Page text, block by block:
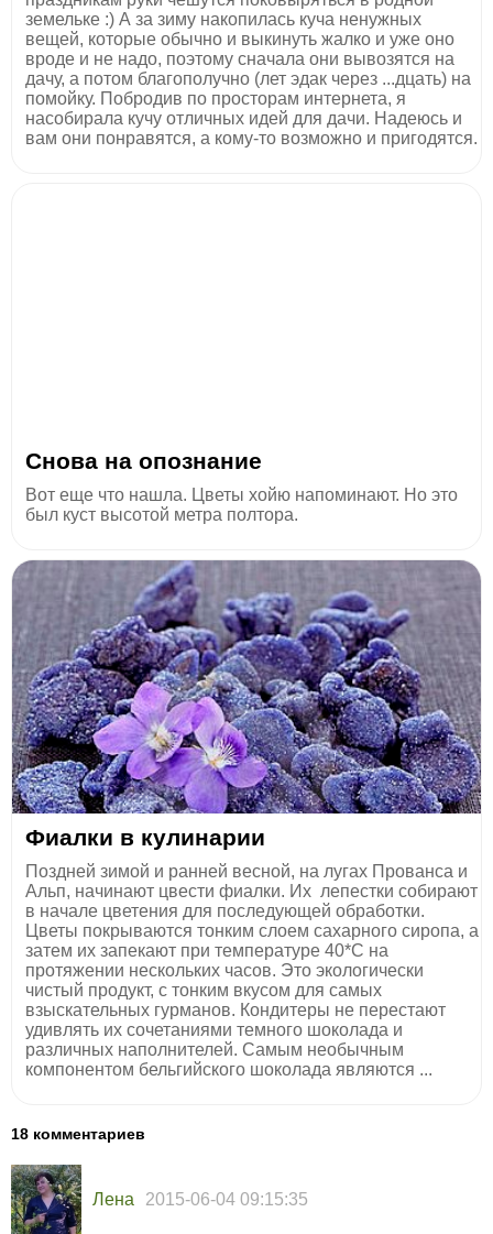
земельке :) А за зиму накопилась куча ненужных
вещей, которые обычно и выкинуть жалко и уже оно
вроде и не надо, поэтому сначала они вывозятся на
дачу, а потом благополучно (лет эдак через ...дцать) на
помойку. Побродив по просторам интернета, я
насобирала кучу отличных идей для дачи. Надеюсь и
вам они понравятся, а кому-то возможно и пригодятся.
Снова на опознание
Вот еще что нашла. Цветы хойю напоминают. Но это
был куст высотой метра полтора.
Фиалки в кулинарии
Поздней зимой и ранней весной, на лугах Прованса и
Альп, начинают цвести фиалки. Их лепестки собирают
в начале цветения для последующей обработки.
Цветы покрываются тонким слоем сахарного сиропа, а
затем их запекают при температуре 40*С на
протяжении нескольких часов. Это экологически
чистый продукт, с тонким вкусом для самых
взыскательных гурманов. Кондитеры не перестают
удивлять их сочетаниями темного шоколада и
различных наполнителей. Самым необычным
компонентом бельгийского шоколада являются ...
18 комментариев
Лена 2015-06-04 09:15:35